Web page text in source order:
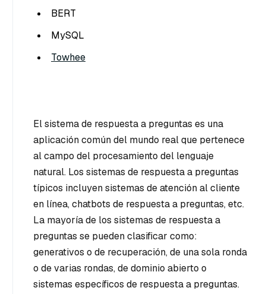
BERT
MySQL
Towhee
El sistema de respuesta a preguntas es una
aplicación común del mundo real que pertenece
al campo del procesamiento del lenguaje
natural. Los sistemas de respuesta a preguntas
típicos incluyen sistemas de atención al cliente
en línea, chatbots de respuesta a preguntas, etc.
La mayoría de los sistemas de respuesta a
preguntas se pueden clasificar como:
generativos o de recuperación, de una sola ronda
o de varias rondas, de dominio abierto o
sistemas específicos de respuesta a preguntas.